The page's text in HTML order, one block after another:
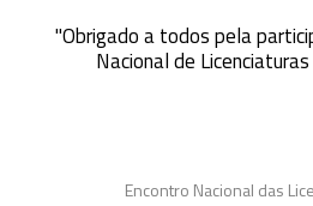
"Obrigado a todos pela
Nacional de
Encontro Nacional das